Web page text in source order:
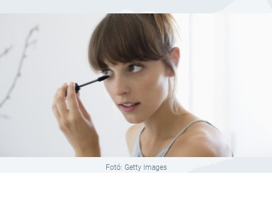
Fotó: Getty Images